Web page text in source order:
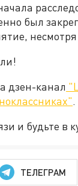
был
дзен-канал
.
и будьте в
ТЕЛЕГРАМ